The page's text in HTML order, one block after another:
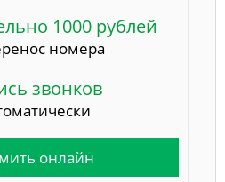
1000 рублей
номера
звонков
онлайн